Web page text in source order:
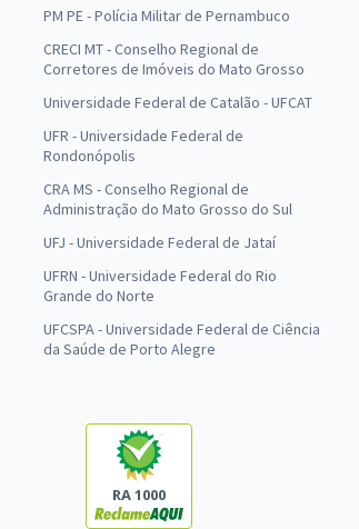
PM PE - Polícia Militar de Pernambuco
CRECI MT - Conselho Regional de
Corretores de Imóveis do Mato Grosso
Universidade Federal de Catalão - UFCAT
UFR - Universidade Federal de
Rondonópolis
CRA MS - Conselho Regional de
Administração do Mato Grosso do Sul
UFJ - Universidade Federal de Jataí
UFRN - Universidade Federal do Rio
Grande do Norte
UFCSPA - Universidade Federal de Ciência
da Saúde de Porto Alegre
RA 1000